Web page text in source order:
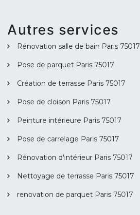
Autres services
Rénovation salle de bain Paris 75017
Pose de parquet Paris 75017
Création de terrasse Paris 75017
Pose de cloison Paris 75017
Peinture intérieure Paris 75017
Pose de carrelage Paris 75017
Rénovation d'intérieur Paris 75017
Nettoyage de terrasse Paris 75017
renovation de parquet Paris 75017